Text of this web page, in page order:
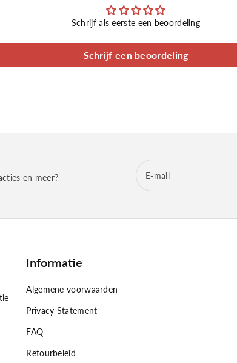
Schrijf als eerste een beoordeling
Schrijf een beoordeling
en meer?
E‑mail
Informatie
Algemene voorwaarden
Privacy Statement
FAQ
Retourbeleid